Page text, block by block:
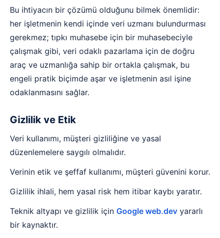
Bu ihtiyacın bir çözümü olduğunu bilmek önemlidir:
her işletmenin kendi içinde veri uzmanı bulundurması
gerekmez; tıpkı muhasebe için bir muhasebeciyle
çalışmak gibi, veri odaklı pazarlama için de doğru
araç ve uzmanlığa sahip bir ortakla çalışmak, bu
engeli pratik biçimde aşar ve işletmenin asıl işine
odaklanmasını sağlar.
Gizlilik ve Etik
Veri kullanımı, müşteri gizliliğine ve yasal
düzenlemelere saygılı olmalıdır.
Verinin etik ve şeffaf kullanımı, müşteri güvenini korur.
Gizlilik ihlali, hem yasal risk hem itibar kaybı yaratır.
Teknik altyapı ve gizlilik için Google web.dev yararlı
bir kaynaktır.